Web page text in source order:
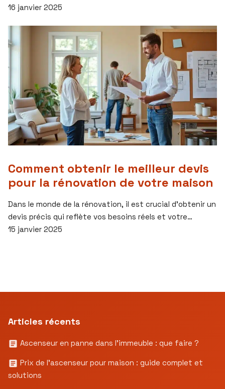
16 janvier 2025
Comment obtenir le meilleur devis
pour la rénovation de votre maison
Dans le monde de la rénovation, il est crucial d’obtenir un
devis précis qui reflète vos besoins réels et votre…
15 janvier 2025
Articles récents
Ascenseur en panne dans l’immeuble : que faire ?
Prix de l’ascenseur pour maison : guide complet et
solutions